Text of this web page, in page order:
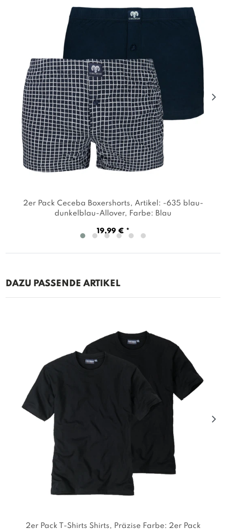
2er Pack Ceceba Boxershorts, Artikel: -635 blau-
dunkelblau-Allover, Farbe: Blau
19,99 € *
DAZU PASSENDE ARTIKEL
2er Pack T-Shirts Shirts , Präzise Farbe: 2er Pack